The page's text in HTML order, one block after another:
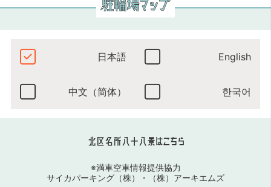
日本語 English
中文（简体） 한국어
北区名所八十八景はこちら
※満車空車情報提供協力
サイカパーキング（株）
・ （株）アーキエムズ